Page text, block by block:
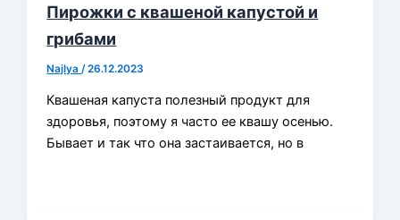
Пирожки с квашеной капустой и
грибами
Najlya/26.12.2023
Квашеная капуста полезный продукт для
здоровья, поэтому я часто ее квашу осенью.
Бывает и так что она застаивается, но в